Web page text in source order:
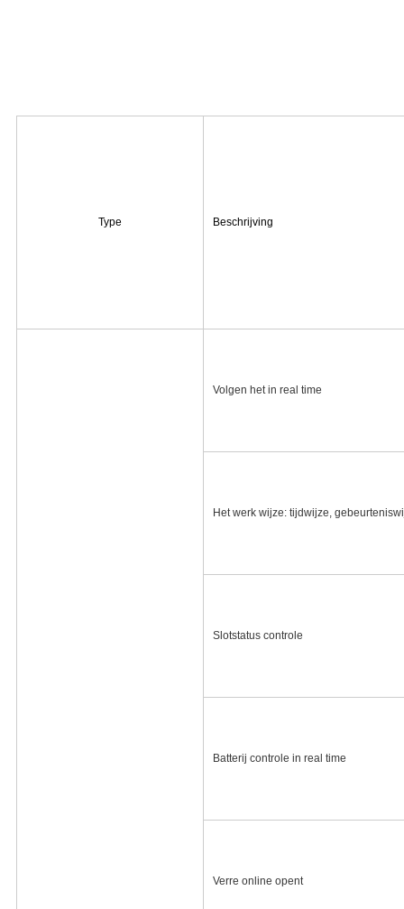
Type Beschrijving
Volgen het in real time
Het werk wijze: tijdwijze,
Slotstatus controle
Batterij controle in real time
Verre online opent